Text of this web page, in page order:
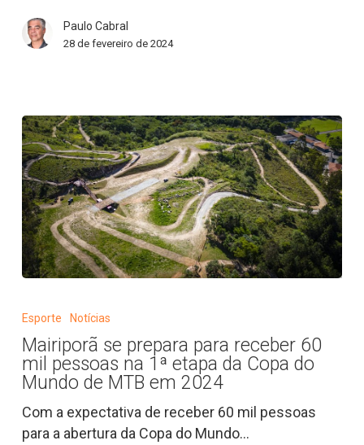
2024
da
Mundo
de
MTB
Paulo Cabral
28 de fevereiro de 2024
prepara
para
receber
60
mil
pessoas
Esporte Notícias
Mairiporã se prepara para receber 60
mil pessoas na 1ª etapa da Copa do
Mundo de MTB em 2024
Com a expectativa de receber 60 mil pessoas
para a abertura da Copa do Mundo…